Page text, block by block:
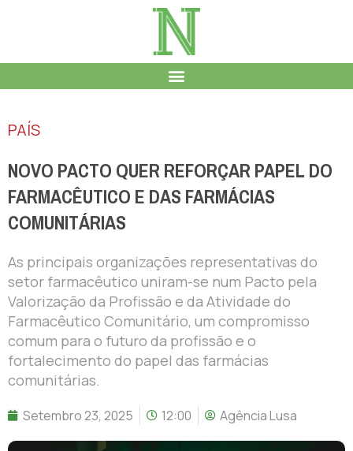
PAÍS
NOVO PACTO QUER REFORÇAR PAPEL DO
FARMACÊUTICO E DAS FARMÁCIAS
COMUNITÁRIAS
As principais organizações representativas do
setor farmacêutico uniram-se num Pacto pela
Valorização da Profissão e da Atividade do
Farmacêutico Comunitário, um compromisso
comum para o futuro da profissão e o
fortalecimento do papel das farmácias
comunitárias.
Setembro 23, 2025 12:00 Agência Lusa